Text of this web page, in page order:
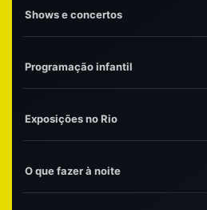
Shows e concertos
Programação infantil
Exposições no Rio
O que fazer à noite